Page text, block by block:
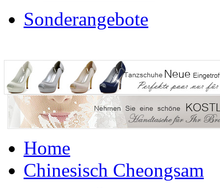
Sonderangebote
Home
Chinesisch Cheongsam